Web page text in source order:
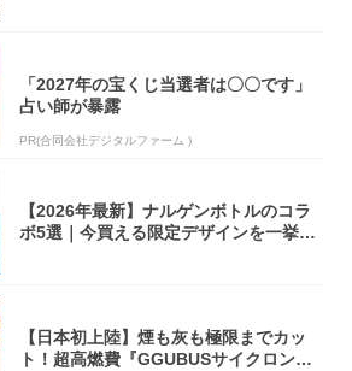
「2027年の宝くじ当選者は〇〇です」
占い師が暴露
PR(合同会社デジタルファーム )
【2026年最新】ナルゲンボトルのコラ
ボ5選｜今買える限定デザインを一挙紹
【日本初上陸】煙も灰も極限までカッ
ト！超高燃費『GGUBUSサイクロン焚